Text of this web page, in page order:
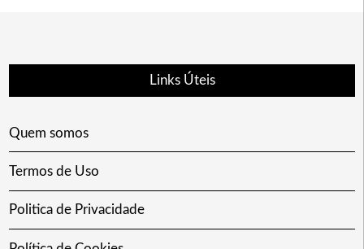
Links Úteis
Quem somos
Termos de Uso
Politica de Privacidade